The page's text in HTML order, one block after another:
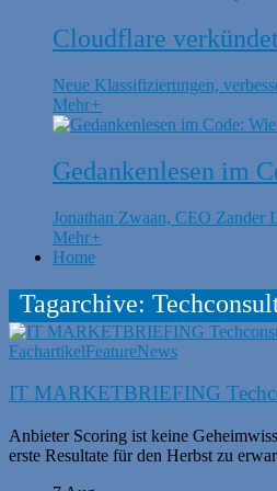
Cloudflare
Neue Klassifizierungen,
Mehr+
Gedankenlesen im
Jonathan Zwaan, CEO Zander
Mehr+
Home
Tagarchive:
FachartikelFeatureNews
IT MARKETBRIEFING
Anbieter Scoring ist keine
erste Resultate für den Herbst zu